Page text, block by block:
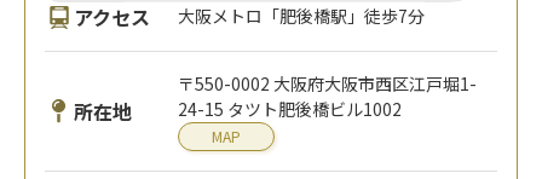
アクセス 大阪メトロ「肥後橋駅」徒歩7分
所在地
〒550-0002 大阪府大阪市西区江戸堀1-
24-15 タツト肥後橋ビル1002
MAP